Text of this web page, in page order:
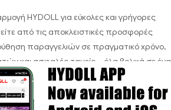
HYDOLL για εύκολες και γρήγορες
από τις αποκλειστικές προσφορές
παραγγελιών σε πραγματικό χρόνο,
και ασφαλές ταμείο – όλα βολικά σε ένα
μέρος.